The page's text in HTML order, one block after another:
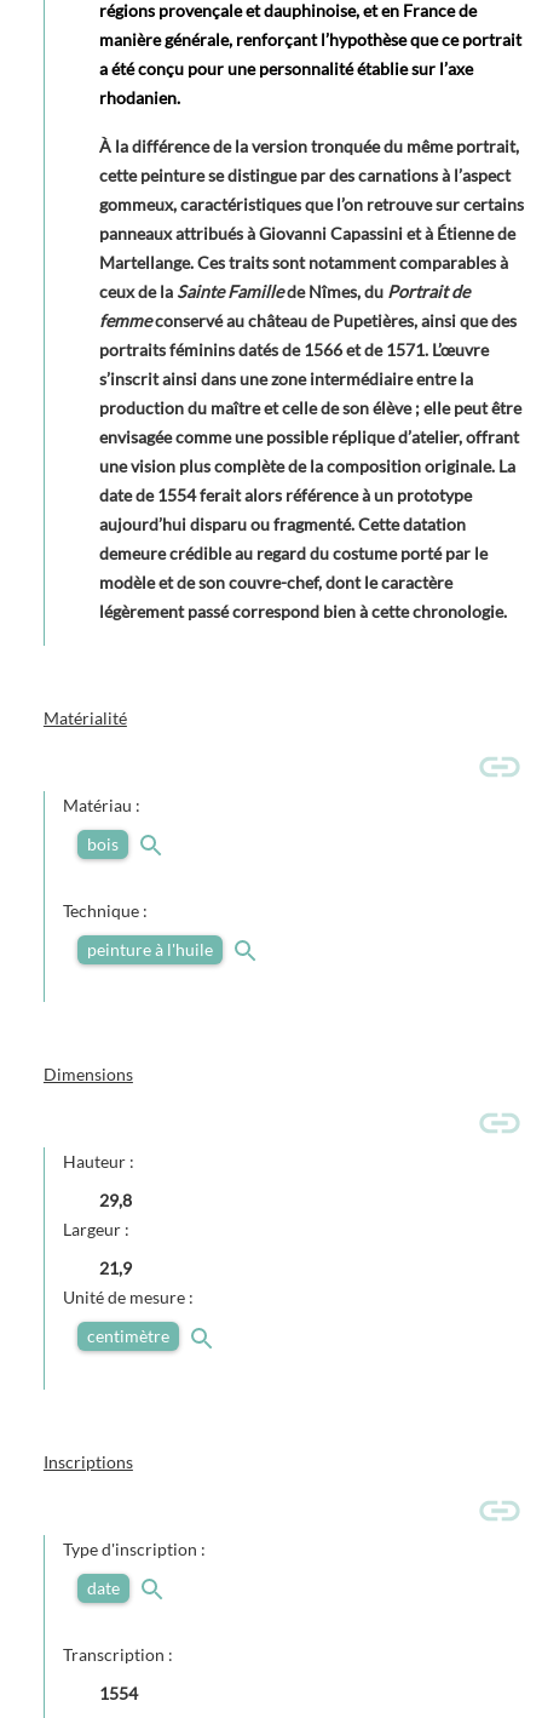
régions provençale et dauphinoise, et en France de
manière générale, renforçant l’hypothèse que ce portrait
a été conçu pour une personnalité établie sur l’axe
rhodanien.
À la différence de la version tronquée du même portrait,
cette peinture se distingue par des carnations à l’aspect
gommeux, caractéristiques que l’on retrouve sur certains
panneaux attribués à Giovanni Capassini et à Étienne de
Martellange. Ces traits sont notamment comparables à
ceux de laSainte Famillede Nîmes, du Portrait de
femmeconservé au château de Pupetières, ainsi que des
portraits féminins datés de 1566 et de 1571. L’œuvre
s’inscrit ainsi dans une zone intermédiaire entre la
production du maître et celle de son élève ; elle peut être
envisagée comme une possible réplique d’atelier, offrant
une vision plus complète de la composition originale. La
date de 1554 ferait alors référence à un prototype
aujourd’hui disparu ou fragmenté. Cette datation
demeure crédible au regard du costume porté par le
modèle et de son couvre-chef, dont le caractère
légèrement passé correspond bien à cette chronologie.
Matérialité
Matériau :
bois
Technique :
peinture à l'huile
Dimensions
Hauteur :
29,8
Largeur :
21,9
Unité de mesure :
centimètre
Inscriptions
Type d'inscription :
date
Transcription :
1554